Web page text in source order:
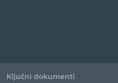
Ključni dokumenti